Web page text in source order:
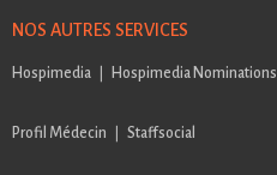
NOS AUTRES SERVICES
Hospimedia Hospimedia Nominations
Profil Médecin Staffsocial